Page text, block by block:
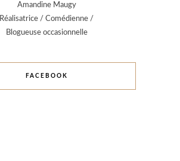
Amandine Maugy
Réalisatrice / Comédienne /
Blogueuse occasionnelle
FACEBOOK